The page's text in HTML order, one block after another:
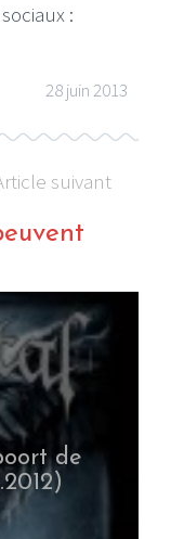
:
28 juin 2013
suivant
de